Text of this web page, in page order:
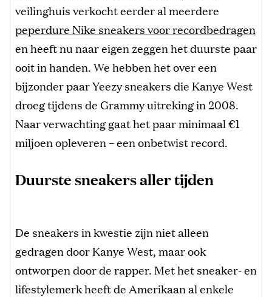
veilinghuis verkocht eerder al meerdere
peperdure Nike sneakers voor recordbedragen
en heeft nu naar eigen zeggen het duurste paar
ooit in handen. We hebben het over een
bijzonder paar Yeezy sneakers die Kanye West
droeg tijdens de Grammy uitreking in 2008.
Naar verwachting gaat het paar minimaal €1
miljoen opleveren – een onbetwist record.
Duurste sneakers aller tijden
De sneakers in kwestie zijn niet alleen
gedragen door Kanye West, maar ook
ontworpen door de rapper. Met het sneaker- en
lifestylemerk heeft de Amerikaan al enkele